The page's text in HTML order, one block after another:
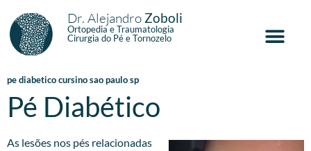
Dr. Alejandro Zoboli
Ortopedia e Traumatologia
Cirurgia do Pé e Tornozelo
pe diabetico cursino sao paulo sp
Pé Diabético
As lesões nos pés relacionadas